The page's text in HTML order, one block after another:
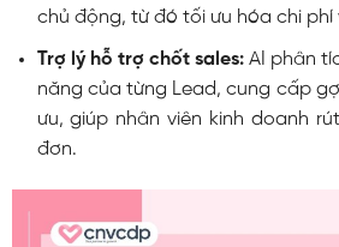
chủ động, từ đó tối ưu hóa chi phí
Trợ lý hỗ trợ chốt sales:AI phân
năng của từng Lead, cung cấp
ưu, giúp nhân viên kinh doanh
đơn.